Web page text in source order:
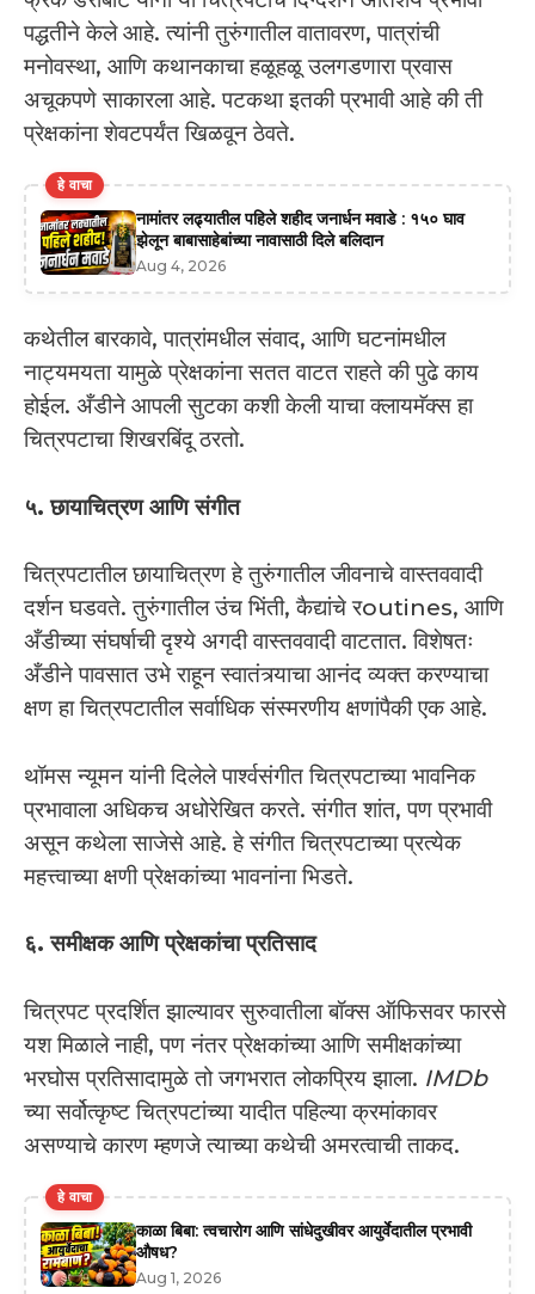
पद्धतीने केले आहे. त्यांनी तुरुंगातील वातावरण, पात्रांची
मनोवस्था, आणि कथानकाचा हळूहळू उलगडणारा प्रवास
अचूकपणे साकारला आहे. पटकथा इतकी प्रभावी आहे की ती
प्रेक्षकांना शेवटपर्यंत खिळवून ठेवते.
हे वाचा
नामांतर लढ्यातील पहिले शहीद जनार्धन मवाडे : १५० घाव
झेलून बाबासाहेबांच्या नावासाठी दिले बलिदान
Aug 4, 2026
कथेतील बारकावे, पात्रांमधील संवाद, आणि घटनांमधील
नाट्यमयता यामुळे प्रेक्षकांना सतत वाटत राहते की पुढे काय
होईल. अँडीने आपली सुटका कशी केली याचा क्लायमॅक्स हा
चित्रपटाचा शिखरबिंदू ठरतो.
५. छायाचित्रण आणि संगीत
चित्रपटातील छायाचित्रण हे तुरुंगातील जीवनाचे वास्तववादी
दर्शन घडवते. तुरुंगातील उंच भिंती, कैद्यांचे रoutines, आणि
अँडीच्या संघर्षाची दृश्ये अगदी वास्तववादी वाटतात. विशेषतः
अँडीने पावसात उभे राहून स्वातंत्र्याचा आनंद व्यक्त करण्याचा
क्षण हा चित्रपटातील सर्वाधिक संस्मरणीय क्षणांपैकी एक आहे.
थॉमस न्यूमन यांनी दिलेले पार्श्वसंगीत चित्रपटाच्या भावनिक
प्रभावाला अधिकच अधोरेखित करते. संगीत शांत, पण प्रभावी
असून कथेला साजेसे आहे. हे संगीत चित्रपटाच्या प्रत्येक
महत्त्वाच्या क्षणी प्रेक्षकांच्या भावनांना भिडते.
६. समीक्षक आणि प्रेक्षकांचा प्रतिसाद
चित्रपट प्रदर्शित झाल्यावर सुरुवातीला बॉक्स ऑफिसवर फारसे
यश मिळाले नाही, पण नंतर प्रेक्षकांच्या आणि समीक्षकांच्या
भरघोस प्रतिसादामुळे तो जगभरात लोकप्रिय झाला. IMDb
च्या सर्वोत्कृष्ट चित्रपटांच्या यादीत पहिल्या क्रमांकावर
असण्याचे कारण म्हणजे त्याच्या कथेची अमरत्वाची ताकद.
हे वाचा
काळा बिबा: त्वचारोग आणि सांधेदुखीवर आयुर्वेदातील प्रभावी
औषध?
Aug 1, 2026